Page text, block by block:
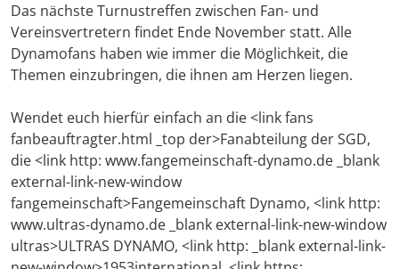
Das nächste Turnustreffen zwischen Fan- und
Vereinsvertretern findet Ende November statt. Alle
Dynamofans haben wie immer die Möglichkeit, die
Themen einzubringen, die ihnen am Herzen liegen.
Wendet euch hierfür einfach an die <link fans
fanbeauftragter.html _top der>Fanabteilung der SGD,
die <link http: www.fangemeinschaft-dynamo.de _blank
external-link-new-window
fangemeinschaft>Fangemeinschaft Dynamo, <link http:
www.ultras-dynamo.de _blank external-link-new-window
ultras>ULTRAS DYNAMO, <link http: _blank external-link-